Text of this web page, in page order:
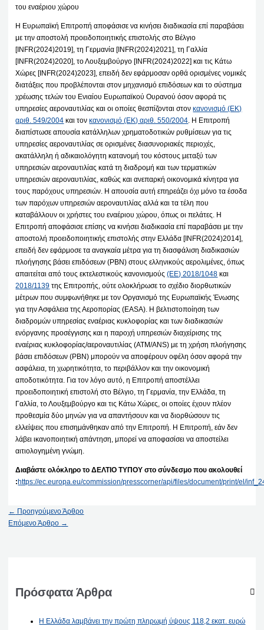
του εναέριου χώρου
Η Ευρωπαϊκή Επιτροπή αποφάσισε να κινήσει διαδικασία επί παραβάσει
με την αποστολή προειδοποιητικής επιστολής στο Βέλγιο
[INFR(2024)2019], τη Γερμανία [INFR(2024)2021], τη Γαλλία
[INFR(2024)2020], το Λουξεμβούργο [INFR(2024)2022] και τις Κάτω
Χώρες [INFR(2024)2023], επειδή δεν εφάρμοσαν ορθά ορισμένες νομικές
διατάξεις που προβλέπονται στον μηχανισμό επιδόσεων και το σύστημα
χρέωσης τελών του Ενιαίου Ευρωπαϊκού Ουρανού όσον αφορά τις
υπηρεσίες αεροναυτιλίας και οι οποίες θεσπίζονται στονκανονισμό (ΕΚ)
αριθ. 549/2004 και τονκανονισμό (ΕΚ) αριθ. 550/2004. Η Επιτροπή
διαπίστωσε απουσία κατάλληλων χρηματοδοτικών ρυθμίσεων για τις
υπηρεσίες αεροναυτιλίας σε ορισμένες διασυνοριακές περιοχές,
ακατάλληλη ή αδικαιολόγητη κατανομή του κόστους μεταξύ των
υπηρεσιών αεροναυτιλίας κατά τη διαδρομή και των τερματικών
υπηρεσιών αεροναυτιλίας, καθώς και ανεπαρκή οικονομικά κίνητρα για
τους παρόχους υπηρεσιών. Η απουσία αυτή επηρεάζει όχι μόνο τα έσοδα
των παρόχων υπηρεσιών αεροναυτιλίας αλλά και τα τέλη που
καταβάλλουν οι χρήστες του εναέριου χώρου, όπως οι πελάτες. Η
Επιτροπή αποφάσισε επίσης να κινήσει διαδικασία επί παραβάσει με την
αποστολή προειδοποιητικής επιστολής στην Ελλάδα [INFR(2024)2014],
επειδή δεν εφάρμοσε τα αναγκαία μέτρα για τη διασφάλιση διαδικασιών
πλοήγησης βάσει επιδόσεων (PBN) στους ελληνικούς αερολιμένες, όπως
απαιτείται από τους εκτελεστικούς κανονισμούς(ΕΕ) 2018/1048 και
2018/1139 της Επιτροπής, ούτε ολοκλήρωσε το σχέδιο διορθωτικών
μέτρων που συμφωνήθηκε με τον Οργανισμό της Ευρωπαϊκής Ένωσης
για την Ασφάλεια της Αεροπορίας (EASA). Η βελτιστοποίηση των
διαδρομών υπηρεσίας εναέριας κυκλοφορίας και των διαδικασιών
ενόργανης προσέγγισης και η παροχή υπηρεσιών διαχείρισης της
εναέριας κυκλοφορίας/αεροναυτιλίας (ATM/ANS) με τη χρήση πλοήγησης
βάσει επιδόσεων (PBN) μπορούν να αποφέρουν οφέλη όσον αφορά την
ασφάλεια, τη χωρητικότητα, το περιβάλλον και την οικονομική
αποδοτικότητα. Για τον λόγο αυτό, η Επιτροπή αποστέλλει
προειδοποιητική επιστολή στο Βέλγιο, τη Γερμανία, την Ελλάδα, τη
Γαλλία, το Λουξεμβούργο και τις Κάτω Χώρες, οι οποίες έχουν πλέον
προθεσμία δύο μηνών για να απαντήσουν και να διορθώσουν τις
ελλείψεις που επισημάνθηκαν από την Επιτροπή. Η Επιτροπή, εάν δεν
λάβει ικανοποιητική απάντηση, μπορεί να αποφασίσει να αποστείλει
αιτιολογημένη γνώμη.
Διαβάστε ολόκληρο το ΔΕΛΤΙΟ ΤΥΠΟΥ στο σύνδεσμο που ακολουθεί
:https://ec.europa.eu/commission/presscorner/api/files/document/print/el/
← Προηγούμενο Άρθρο
Επόμενο Άρθρο →
Πρόσφατα Άρθρα
Η Ελλάδα λαμβάνει την πρώτη πληρωμή ύψους 118,2 εκατ. ευρώ